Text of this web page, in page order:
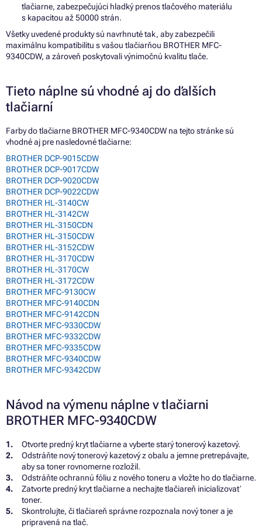
tlačiarne, zabezpečujúci hladký prenos tlačového materiálu
s kapacitou až 50000 strán.
Všetky uvedené produkty sú navrhnuté tak, aby zabezpečili
maximálnu kompatibilitu s vašou tlačiarňou BROTHER MFC-
9340CDW, a zároveň poskytovali výnimočnú kvalitu tlače.
Tieto náplne sú vhodné aj do ďalších
tlačiarní
Farby do tlačiarne BROTHER MFC-9340CDW na tejto stránke sú
vhodné aj pre nasledovné tlačiarne:
BROTHER DCP-9015CDW
BROTHER DCP-9017CDW
BROTHER DCP-9020CDW
BROTHER DCP-9022CDW
BROTHER HL-3140CW
BROTHER HL-3142CW
BROTHER HL-3150CDN
BROTHER HL-3150CDW
BROTHER HL-3152CDW
BROTHER HL-3170CDW
BROTHER HL-3170CW
BROTHER HL-3172CDW
BROTHER MFC-9130CW
BROTHER MFC-9140CDN
BROTHER MFC-9142CDN
BROTHER MFC-9330CDW
BROTHER MFC-9332CDW
BROTHER MFC-9335CDW
BROTHER MFC-9340CDW
BROTHER MFC-9342CDW
Návod na výmenu náplne v tlačiarni
BROTHER MFC-9340CDW
Otvorte predný kryt tlačiarne a vyberte starý tonerový kazetový.
Odstráňte nový tonerový kazetový z obalu a jemne pretrepávajte,
aby sa toner rovnomerne rozložil.
Odstráňte ochrannú fóliu z nového toneru a vložte ho do tlačiarne.
Zatvorte predný kryt tlačiarne a nechajte tlačiareň inicializovať
toner.
Skontrolujte, či tlačiareň správne rozpoznala nový toner a je
pripravená na tlač.